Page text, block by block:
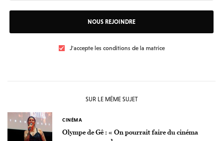
NOUS REJOINDRE
J'accepte les conditions de la matrice
SUR LE MÊME SUJET
CINÉMA
Olympe de Gê : « On pourrait faire du cinéma